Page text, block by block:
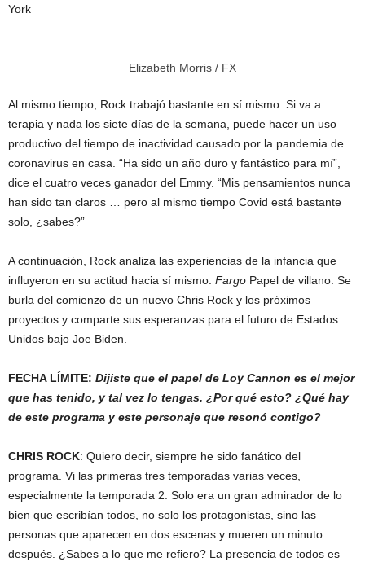
York
Elizabeth Morris / FX
Al mismo tiempo, Rock trabajó bastante en sí mismo. Si va a
terapia y nada los siete días de la semana, puede hacer un uso
productivo del tiempo de inactividad causado por la pandemia de
coronavirus en casa. “Ha sido un año duro y fantástico para mí”,
dice el cuatro veces ganador del Emmy. “Mis pensamientos nunca
han sido tan claros … pero al mismo tiempo Covid está bastante
solo, ¿sabes?”
A continuación, Rock analiza las experiencias de la infancia que
influyeron en su actitud hacia sí mismo. Fargo Papel de villano. Se
burla del comienzo de un nuevo Chris Rock y los próximos
proyectos y comparte sus esperanzas para el futuro de Estados
Unidos bajo Joe Biden.
FECHA LÍMITE: Dijiste que el papel de Loy Cannon es el mejor
que has tenido, y tal vez lo tengas. ¿Por qué esto? ¿Qué hay
de este programa y este personaje que resonó contigo?
CHRIS ROCK: Quiero decir, siempre he sido fanático del
programa. Vi las primeras tres temporadas varias veces,
especialmente la temporada 2. Solo era un gran admirador de lo
bien que escribían todos, no solo los protagonistas, sino las
personas que aparecen en dos escenas y mueren un minuto
después. ¿Sabes a lo que me refiero? La presencia de todos es